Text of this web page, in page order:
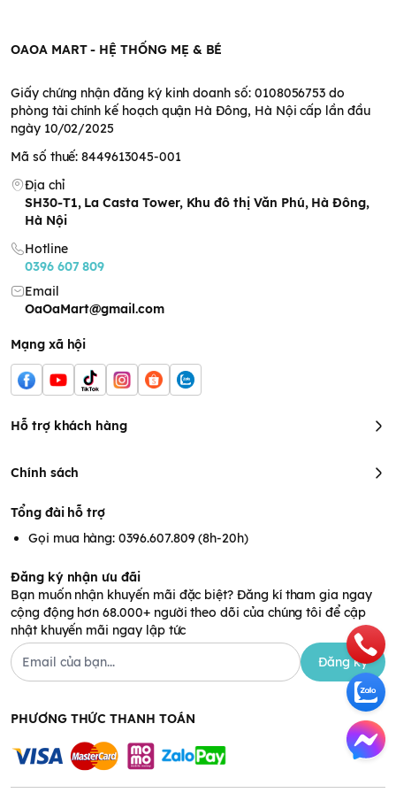
Phải có sự giám sát của người lớn khi dùng cho trẻ em
OAOA MART - HỆ THỐNG MẸ & BÉ
Giấy chứng nhận đăng ký kinh doanh số: 0108056753 do
phòng tài chính kế hoạch quận Hà Đông, Hà Nội cấp lần đầu
ngày 10/02/2025
Mã số thuế: 8449613045-001
Địa chỉ
SH30-T1, La Casta Tower, Khu đô thị Văn Phú, Hà Đông,
Hà Nội
Hotline
0396 607 809
Email
OaOaMart@gmail.com
Mạng xã hội
Hỗ trợ khách hàng
Chính sách
Tổng đài hỗ trợ
Gọi mua hàng: 0396.607.809 (8h-20h)
Đăng ký nhận ưu đãi
Bạn muốn nhận khuyến mãi đặc biệt? Đăng kí tham gia ngay
cộng động hơn 68.000+ người theo dõi của chúng tôi để cập
nhật khuyến mãi ngay lập tức
Đăng ký
PHƯƠNG THỨC THANH TOÁN